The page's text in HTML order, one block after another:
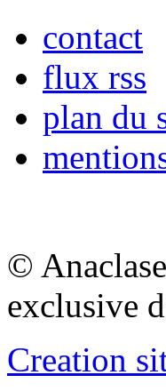
contact
flux rss
plan du
©
exclusive
Creation